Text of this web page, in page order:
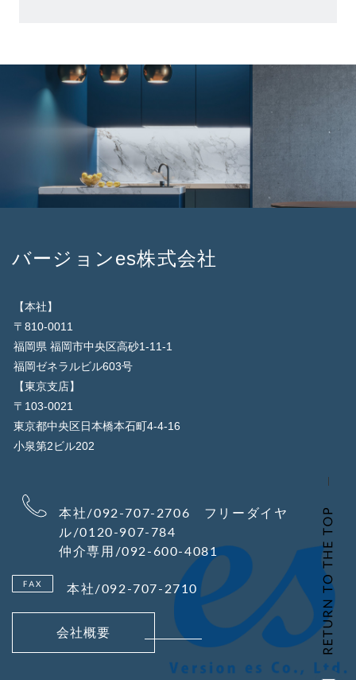
バージョンes株式会社
【本社】
〒810-0011
福岡県 福岡市中央区高砂1-11-1
福岡ゼネラルビル603号
【東京支店】
〒103-0021
東京都中央区日本橋本石町4-4-16
小泉第2ビル202
本社/092-707-2706 フリーダイヤ
ル/0120-907-784
仲介専用/092-600-4081
本社/092-707-2710
会社概要